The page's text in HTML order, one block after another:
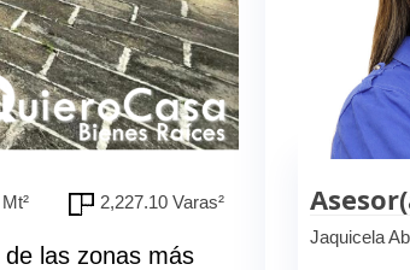
2,227.10 Varas²
las zonas más
Jaquicela